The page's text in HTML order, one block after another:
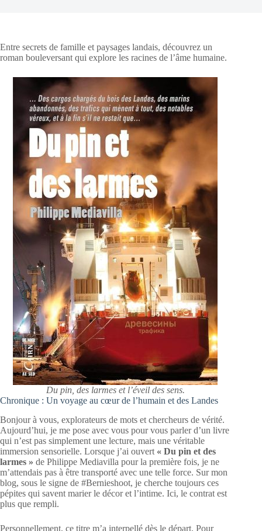
Entre secrets de famille et paysages landais, découvrez un
roman bouleversant qui explore les racines de l’âme humaine.
Du pin, des larmes et l’éveil des sens.
Chronique : Un voyage au cœur de l’humain et des Landes
Bonjour à vous, explorateurs de mots et chercheurs de vérité.
Aujourd’hui, je me pose avec vous pour vous parler d’un livre
qui n’est pas simplement une lecture, mais une véritable
immersion sensorielle. Lorsque j’ai ouvert « Du pin et des
larmes » de Philippe Mediavilla pour la première fois, je ne
m’attendais pas à être transporté avec une telle force. Sur mon
blog, sous le signe de #Bernieshoot, je cherche toujours ces
pépites qui savent marier le décor et l’intime. Ici, le contrat est
plus que rempli.
Personnellement, ce titre m’a interpellé dès le départ. Pour